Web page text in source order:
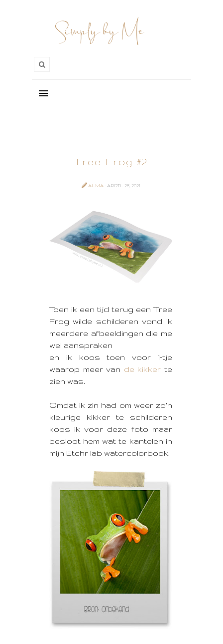
Tree Frog #2
ALMA - APRIL 28, 2021
Toen ik een tijd terug een Tree
Frog wilde schilderen vond ik
meerdere afbeeldingen die me
wel aanspraken
en ik koos toen voor 1-tje
waarop meer van de kikker te
zien was.
Omdat ik zin had om weer zo'n
kleurige kikker te schilderen
koos ik voor deze foto maar
besloot hem wat te kantelen in
mijn Etchr lab watercolorbook.